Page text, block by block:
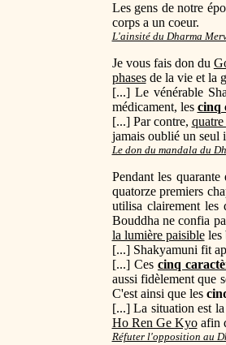
Les gens de notre
corps a un coeur.
L'ainsité du Dharma
Je vous fais don du
phasesde la vie et la
[...] Le vénérable
médicament, les cinq
[...] Par contre,
jamais oublié un seul
Le don du mandala du
Pendant les quarante
quatorze premiers
utilisa clairement les
Bouddha ne confia
la lumière paisibleles
[...] Shakyamuni fit
[...] Ces cinq
aussi fidèlement que
C'est ainsi que les
[...] La situation est
Ho Ren Ge Kyoafin
Réfuter l'opposition au